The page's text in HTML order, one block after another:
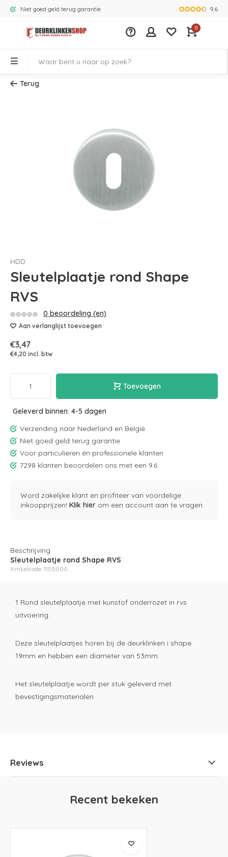
Niet goed geld terug garantie Grootste
9.6
0
Terug
HDD
Sleutelplaatje rond Shape
RVS
0 beoordeling (en)
Aan verlanglijst toevoegen
€3,47
€4,20 incl. btw
Toevoegen
Geleverd binnen: 4-5 dagen
Verzending naar Nederland en België
Niet goed geld terug garantie
Voor particulieren én professionele klanten
7298 klanten beoordelen ons met een 9.6
Word zakelijke klant en profiteer van voordelige
inkoopprijzen! Klik hier om een account aan te vragen.
Beschrijving
Sleutelplaatje rond Shape RVS
Artikelcode: 1105000
1 Rond sleutelplaatje met kunstof onderrozet in rvs
uitvoering.
Deze sleutelplaatjes horen bij de deurklinken i shape
19mm en hebben een diameter van 53mm.
Het sleutelplaatje wordt per stuk geleverd met
bevestigingsmaterialen.
Reviews
Recent bekeken